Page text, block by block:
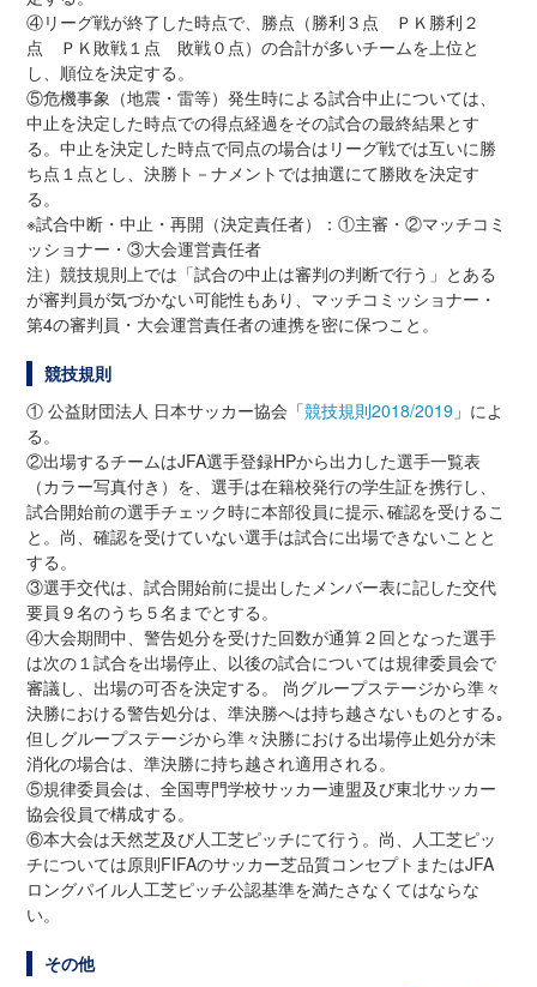
④リーグ戦が終了した時点で、勝点（勝利３点 ＰＫ勝利２
点 ＰＫ敗戦１点 敗戦０点）の合計が多いチームを上位と
し、順位を決定する。
⑤危機事象（地震・雷等）発生時による試合中止については、
中止を決定した時点での得点経過をその試合の最終結果とす
る。中止を決定した時点で同点の場合はリーグ戦では互いに勝
ち点１点とし、決勝ト－ナメントでは抽選にて勝敗を決定す
る。
※試合中断・中止・再開（決定責任者）：①主審・②マッチコミ
ッショナー・③大会運営責任者
注）競技規則上では「試合の中止は審判の判断で行う」とある
が審判員が気づかない可能性もあり、マッチコミッショナー・
第4の審判員・大会運営責任者の連携を密に保つこと。
競技規則
① 公益財団法人 日本サッカー協会「競技規則2018/2019 」によ
る。
②出場するチームはJFA選手登録HPから出力した選手一覧表
（カラー写真付き）を、選手は在籍校発行の学生証を携行し、
試合開始前の選手チェック時に本部役員に提示､確認を受けるこ
と。尚、確認を受けていない選手は試合に出場できないことと
する。
③選手交代は、試合開始前に提出したメンバー表に記した交代
要員９名のうち５名までとする。
④大会期間中、警告処分を受けた回数が通算２回となった選手
は次の１試合を出場停止、以後の試合については規律委員会で
審議し、出場の可否を決定する。 尚グループステージから準々
決勝における警告処分は、準決勝へは持ち越さないものとする｡
但しグループステージから準々決勝における出場停止処分が未
消化の場合は、準決勝に持ち越され適用される。
⑤規律委員会は、全国専門学校サッカー連盟及び東北サッカー
協会役員で構成する。
⑥本大会は天然芝及び人工芝ピッチにて行う。尚、人工芝ピッ
チについては原則FIFAのサッカー芝品質コンセプトまたはJFA
ロングパイル人工芝ピッチ公認基準を満たさなくてはならな
い。
その他